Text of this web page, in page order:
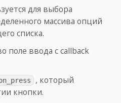
для выбора
массива опций
списка.
поле ввода с callback
, который
кнопки.